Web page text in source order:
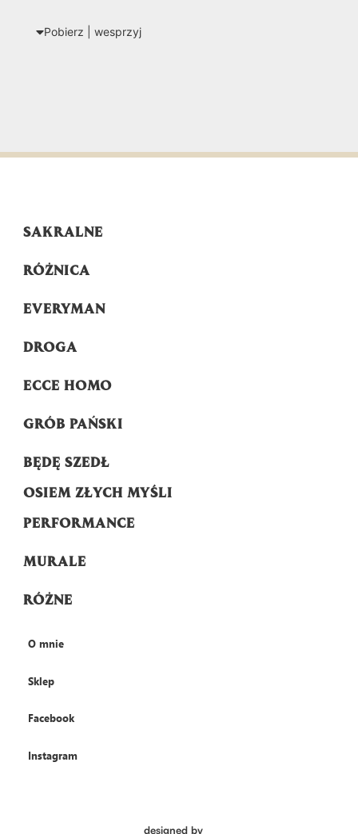
Pobierz | wes­przyj
SAKRALNE
RÓŻNICA
EVERYMAN
DROGA
ECCE HOMO
GRÓB PAŃSKI
BĘDĘ SZEDŁ
OSIEM ZŁYCH MYŚLI
PERFORMANCE
MURALE
RÓŻNE
O mnie
Sklep
Facebook
Instagram
designed by